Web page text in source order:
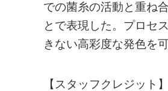
での菌糸の活動と重ね
とで表現した。プロセ
きない高彩度な発色を
【スタッフクレジット】